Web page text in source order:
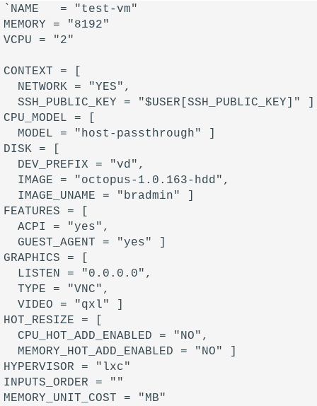
`NAME   = "test-vm"
MEMORY = "8192"
VCPU = "2"
CONTEXT = [
  NETWORK = "YES",
  SSH_PUBLIC_KEY = "$USER[SSH_PUBLIC_KEY]" ]
CPU_MODEL = [
  MODEL = "host-passthrough" ]
DISK = [
  DEV_PREFIX = "vd",
  IMAGE = "octopus-1.0.163-hdd",
  IMAGE_UNAME = "bradmin" ]
FEATURES = [
  ACPI = "yes",
  GUEST_AGENT = "yes" ]
GRAPHICS = [
  LISTEN = "0.0.0.0",
  TYPE = "VNC",
  VIDEO = "qxl" ]
HOT_RESIZE = [
  CPU_HOT_ADD_ENABLED = "NO",
  MEMORY_HOT_ADD_ENABLED = "NO" ]
HYPERVISOR = "lxc"
INPUTS_ORDER = ""
MEMORY_UNIT_COST = "MB"